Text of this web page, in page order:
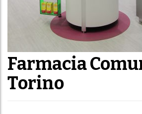
Farmacia
Torino